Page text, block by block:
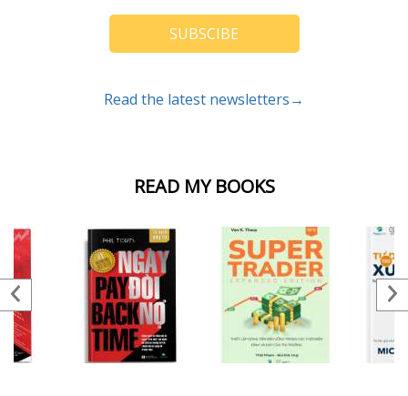
READ MY BOOKS
SUBSCIBE
Read the latest newsletters→